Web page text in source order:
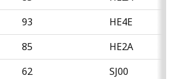
93
HE4E
85
HE2A
62
SJ00